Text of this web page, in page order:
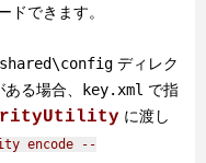
できます。
ディレク
る場合、 key.xml で指
に渡し
encode --